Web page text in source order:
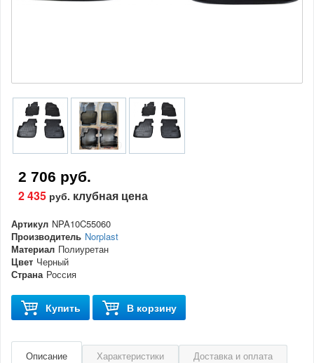
2 706 руб.
2 435 руб. клубная цена
Артикул NPA10C55060
Производитель Norplast
Материал Полиуретан
Цвет Черный
Страна Россия
Купить В корзину
Описание Характеристики Доставка и оплата